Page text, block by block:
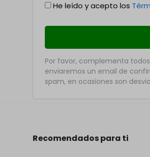
He leído y acepto los
Por favor, complementa
enviaremos un email de
spam, en ocasiones son
Recomendados para ti